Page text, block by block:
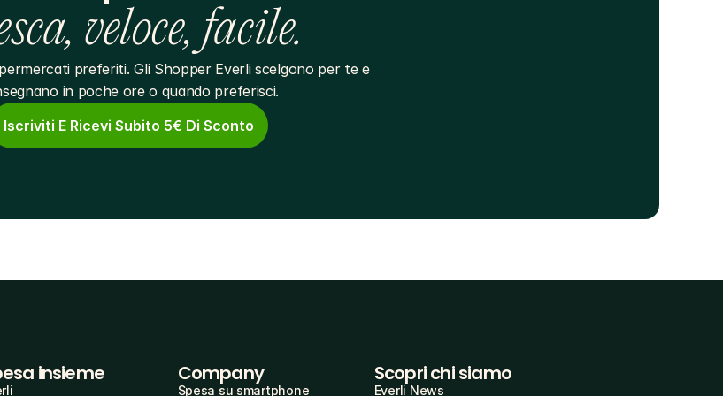
veloce, facile.
preferiti. Gli Shopper Everli scelgono per te e
in poche ore o quando preferisci.
Iscriviti E Ricevi Subito 5€ Di Sconto
insieme Company
Spesa su smartphone
Scopri chi siamo
Everli News